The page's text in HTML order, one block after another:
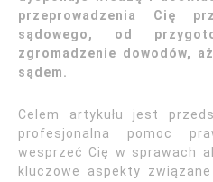
przeprowadzenia Cię
sądowego, od
zgromadzenie dowodów,
sądem.
Celem artykułu jest
profesjonalna pomoc
wesprzeć Cię w sprawach
kluczowe aspekty